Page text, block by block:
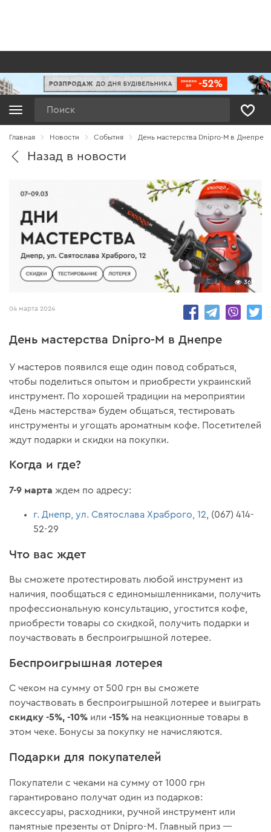
Главная Новости Cобытия День мастерства Dnipro-М в Днепре
Назад в новости
3611
04 марта 2024
День мастерства Dnipro-М в Днепре
У мастеров появился еще один повод собраться,
чтобы поделиться опытом и приобрести украинский
инструмент. По хорошей традиции на мероприятии
«День мастерства» будем общаться, тестировать
инструменты и угощать ароматным кофе. Посетителей
ждут подарки и скидки на покупки.
Когда и где?
7-9 мартаждем по адресу:
г. Днепр, ул. Святослава Храброго, 12 , (067) 414-
52-29
Что вас ждет
Вы сможете протестировать любой инструмент из
наличия, пообщаться с единомышленниками, получить
профессиональную консультацию, угостится кофе,
приобрести товары со скидкой, получить подарки и
поучаствовать в беспроигрышной лотерее.
Беспроигрышная лотерея
С чеком на сумму от 500 грн вы сможете
поучаствовать в беспроигрышной лотерее и выиграть
скидку-5%, -10% или-15% на неакционные товары в
этом чеке. Бонусы за покупку не начисляются.
Подарки для покупателей
Покупатели с чеками на сумму от 1000 грн
гарантировано получат один из подарков:
аксессуары, расходники, ручной инструмент или
памятные презенты от Dnipro-M. Главный приз —